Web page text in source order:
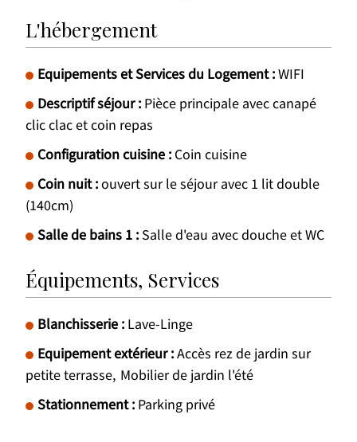
L'hébergement
Equipements et Services du Logement:WIFI
Descriptif séjour: Pièce principale avec canapé
clic clac et coin repas
Configuration cuisine : Coin cuisine
Coin nuit:ouvert sur le séjour avec 1 lit double
(140cm)
Salle de bains 1 : Salle d'eau avec douche et WC
Équipements, Services
Blanchisserie : Lave-Linge
Equipement extérieur:Accès rez de jardin sur
petite terrasse Mobilier de jardin l'été
Stationnement: Parking privé